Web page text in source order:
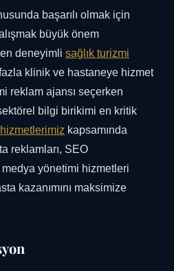
başarılı olmak için
büyük önem
deneyimli sağlık turizmi
klinik ve hastaneye hizmet
reklam ajansı seçerken
bilgi birikimi en kritik
kapsamında
reklamları, SEO
yönetimi hizmetleri
kazanımını maksimize